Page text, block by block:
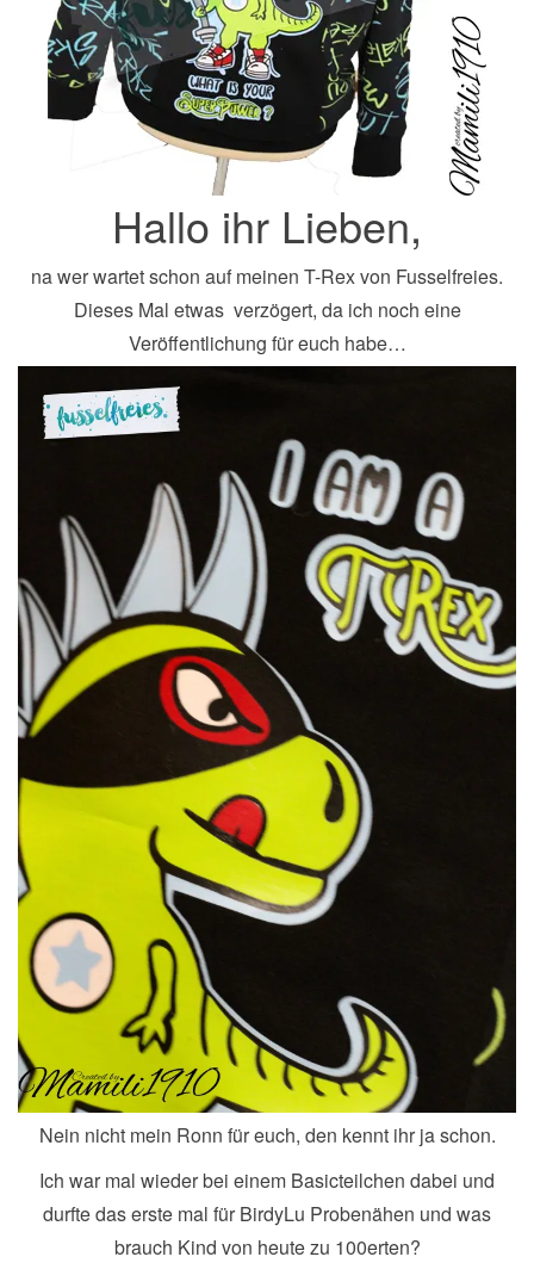
Hallo ihr Lieben,
na wer wartet schon auf meinen T-Rex von Fusselfreies.
Dieses Mal etwas verzögert, da ich noch eine
Veröffentlichung für euch habe…
Nein nicht mein Ronn für euch, den kennt ihr ja schon.
Ich war mal wieder bei einem Basicteilchen dabei und
durfte das erste mal für BirdyLu Probenähen und was
brauch Kind von heute zu 100erten?